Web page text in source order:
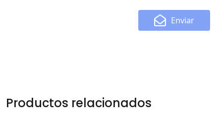
Enviar
Productos relacionados